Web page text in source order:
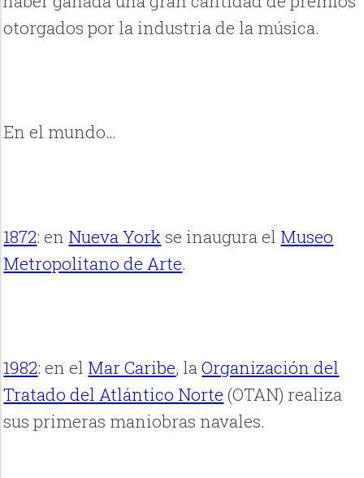
otorgados por la industria de la música.
En el mundo…
1872: en Nueva York se inaugura el Museo
Metropolitano de Arte.
1982: en el Mar Caribe, laOrganización del
Tratado del Atlántico Norte (OTAN) realiza
sus primeras maniobras navales.